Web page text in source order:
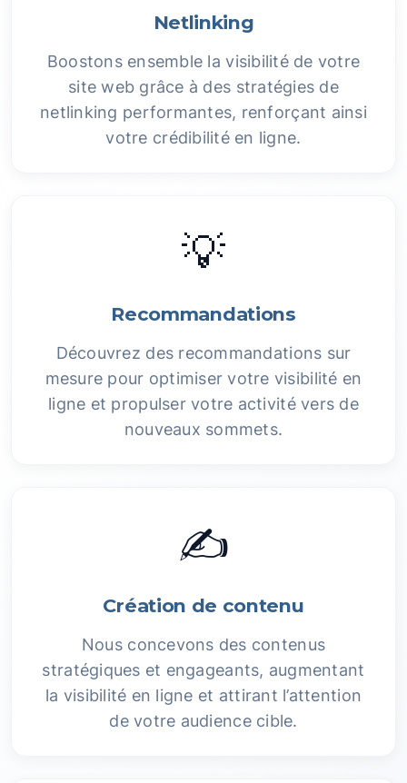
Netlinking
Boostons ensemble la visibilité de votre
site web grâce à des stratégies de
netlinking performantes, renforçant ainsi
votre crédibilité en ligne.
💡
Recommandations
Découvrez des recommandations sur
mesure pour optimiser votre visibilité en
ligne et propulser votre activité vers de
nouveaux sommets.
✍️
Création de contenu
Nous concevons des contenus
stratégiques et engageants, augmentant
la visibilité en ligne et attirant l’attention
de votre audience cible.